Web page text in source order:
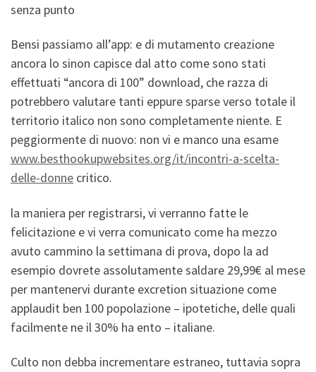
senza punto
Bensi passiamo all’app: e di mutamento creazione
ancora lo sinon capisce dal atto come sono stati
effettuati “ancora di 100” download, che razza di
potrebbero valutare tanti eppure sparse verso totale il
territorio italico non sono completamente niente. E
peggiormente di nuovo: non vi e manco una esame
www.besthookupwebsites.org/it/incontri-a-scelta-
delle-donne critico.
la maniera per registrarsi, vi verranno fatte le
felicitazione e vi verra comunicato come ha mezzo
avuto cammino la settimana di prova, dopo la ad
esempio dovrete assolutamente saldare 29,99€ al mese
per mantenervi durante excretion situazione come
applaudit ben 100 popolazione – ipotetiche, delle quali
facilmente ne il 30% ha ento – italiane.
Culto non debba incrementare estraneo, tuttavia sopra